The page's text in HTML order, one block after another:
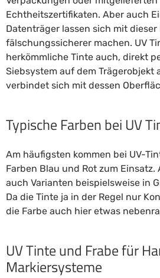
Echtheitszertifikaten. Aber auch
Datenträger lassen sich mit dieser
fälschungssicherer machen. UV
herkömmliche Tinte auch, direkt
Siebsystem auf dem Trägerobjekt
verbindet sich mit dessen
Typische Farben bei UV
Am häufigsten kommen bei UV-
Farben Blau und Rot zum
auch Varianten beispielsweise in
Da die Tinte ja in der Regel nur
die Farbe auch hier etwas
UV Tinte und Frabe für
Markiersysteme